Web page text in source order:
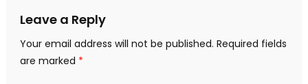
Leave a Reply
Your email address will not be published. Required fields
are marked *